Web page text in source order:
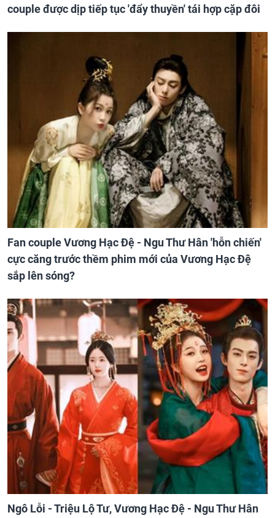
couple được dịp tiếp tục 'đẩy thuyền' tái hợp cặp đôi
Fan couple Vương Hạc Đệ - Ngu Thư Hân 'hỗn chiến'
cực căng trước thềm phim mới của Vương Hạc Đệ
sắp lên sóng?
Ngô Lỗi - Triệu Lộ Tư, Vương Hạc Đệ - Ngu Thư Hân